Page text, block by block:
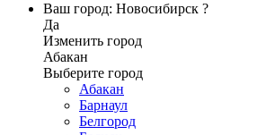
Ваш город: Новосибирск ?
Да
Изменить город
Абакан
Выберите город
Абакан
Барнаул
Белгород